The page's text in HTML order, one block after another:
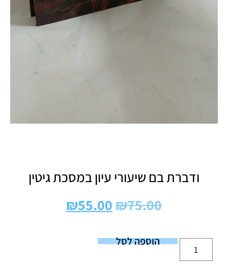
ודברת בם שיעורי עיון במסכת גיטין
₪75.00
₪55.00
הוספה לסל